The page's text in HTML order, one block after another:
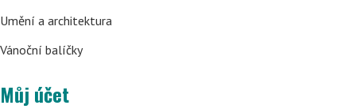
Umění a architektura
Vánoční balíčky
Můj účet